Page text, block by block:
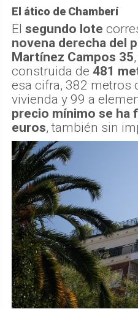
El ático de Chamberí
El segundo lote
novena derecha del
Martínez Campos 35
construida de 481
esa cifra, 382 metros
vivienda y 99 a
precio mínimo se ha
euros, también sin